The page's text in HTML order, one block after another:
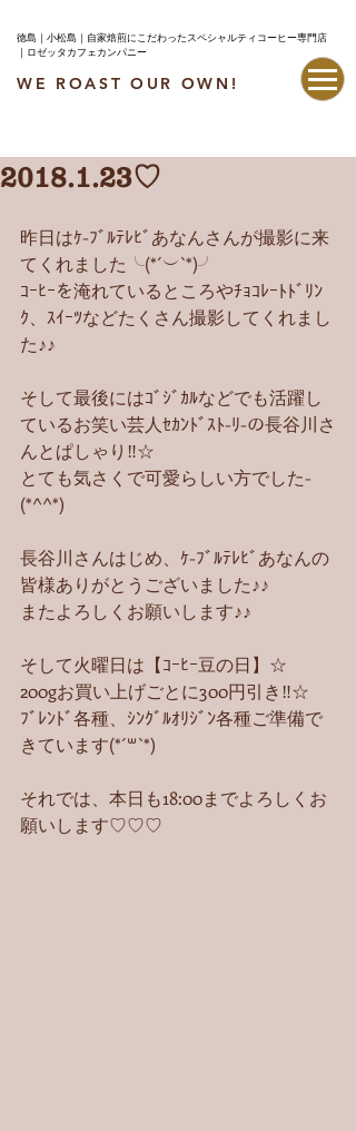
WE ROAST OUR OWN!
徳島｜小松島｜自家焙煎にこだわったスペシャルティコーヒー専門店
｜ロゼッタカフェカンパニー
2018.1.23♡
昨日はｹ-ﾌﾞﾙﾃﾚﾋﾞあなんさんが撮影に来
てくれました╰(*´︶`*)╯
ｺｰﾋｰを淹れているところやﾁｮｺﾚｰﾄﾄﾞﾘﾝ
ｸ、ｽｲｰﾂなどたくさん撮影してくれまし
た♪♪
そして最後にはｺﾞｼﾞｶﾙなどでも活躍し
ているお笑い芸人ｾｶﾝﾄﾞｽﾄ-ﾘ-の長谷川さ
んとぱしゃり‼︎☆
とても気さくで可愛らしい方でした-
(*^^*)
長谷川さんはじめ、ｹ-ﾌﾞﾙﾃﾚﾋﾞあなんの
皆様ありがとうございました♪♪
またよろしくお願いします♪♪
そして火曜日は【ｺｰﾋｰ豆の日】☆
200gお買い上げごとに300円引き‼︎☆
ﾌﾞﾚﾝﾄﾞ各種、ｼﾝｸﾞﾙｵﾘｼﾞﾝ各種ご準備で
きています(*´꒳`*)
それでは、本日も18:00までよろしくお
願いします♡♡♡